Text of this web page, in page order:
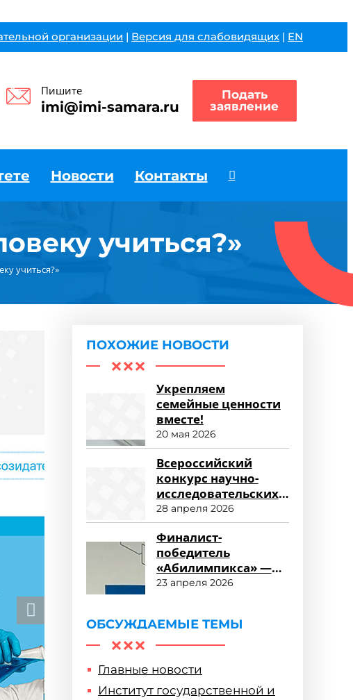
организации | Версия для слабовидящих | EN
Пишите
imi@imi-samara.ru
Подать
заявление
Новости Контакты
учиться?»
учиться?»
ПОХОЖИЕ НОВОСТИ
Укрепляем
семейные ценности
вместе!
20 мая 2026
Всероссийский
конкурс научно-
исследовательских
работ «Научный
потенциал СПО»
28 апреля 2026
Финалист-
победитель
«Абилимпикса» —
студент ФСПО
23 апреля 2026
ОБСУЖДАЕМЫЕ ТЕМЫ
Главные новости
Институт государственной и